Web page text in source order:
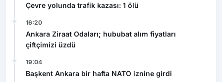
Çevre yolunda trafik kazası: 1 ölü
16:20
Ankara Ziraat Odaları; hububat alım fiyatları
çiftçimizi üzdü
19:04
Başkent Ankara bir hafta NATO iznine girdi